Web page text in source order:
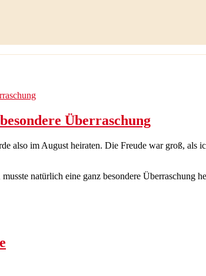
Überraschung
also im August heiraten. Die Freude war groß,
natürlich eine ganz besondere Überraschung